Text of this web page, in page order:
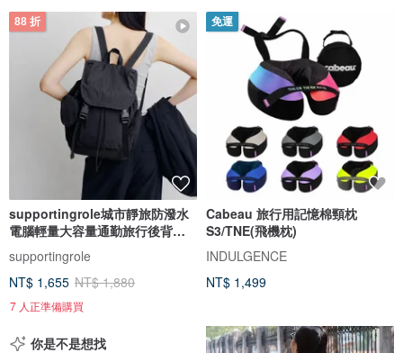
88 折
supportingrole城市靜旅防潑水
電腦輕量大容量通勤旅行後背包
supportingrole
NT$ 1,655 NT$ 1,880
7 人正準備購買
免運
Cabeau 旅行用記憶棉頸枕
S3/TNE(飛機枕)
INDULGENCE
NT$ 1,499
你是不是想找